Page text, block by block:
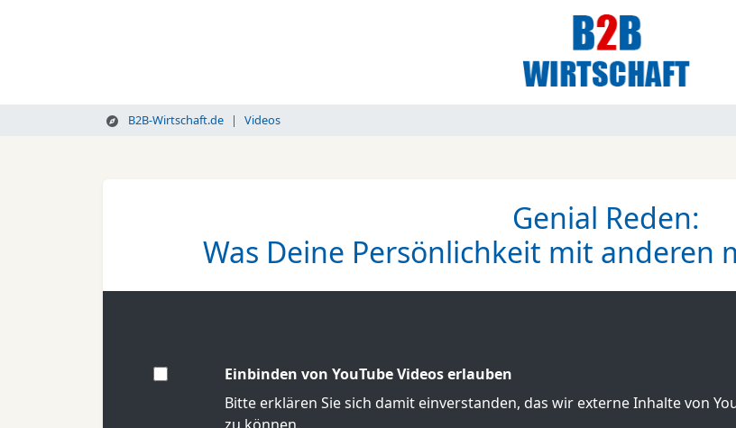
B2B-Wirtschaft.de Videos
Genial Reden:
Was Deine Persönlichkeit mit anderen
Einbinden von YouTube Videos erlauben
Bitte erklären Sie sich damit einverstanden, das wir externe Inhalte von